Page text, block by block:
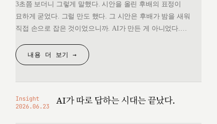
3초쯤 보더니 그렇게 말했다. 시안을 올린 후배의 표정이
묘하게 굳었다. 그럴 만도 했다. 그 시안은 후배가 밤을 새워
직접 손으로 잡은 것이었으니까. AI가 만든 게 아니었다.
것을 변호할 언어를 끝내 찾지 못했다. 돌아오는 길에
생각했다. 대체 "AI 같다"는…
내용 더 보기 →
Insight
2026.06.23
AI가 따로 답하는 시대는 끝났다.